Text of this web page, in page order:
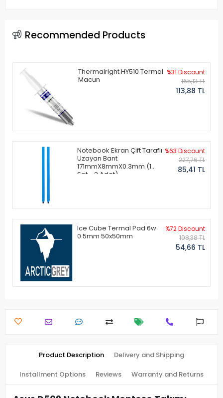
Recommended Products
Thermalright HY510 Termal
Macun
%31 Discount
165,13 TL
113,88 TL
Notebook Ekran Çift Taraflı
Uzayan Bant
171mmX8mmX0.3mm (1
Set - 2 Adet)
%63 Discount
227,76 TL
85,41 TL
Ice Cube Termal Pad 6w
0.5mm 50x50mm
%72 Discount
198,38 TL
54,66 TL
Product Description Delivery and Shipping
Installment Options Reviews Warranty and Returns